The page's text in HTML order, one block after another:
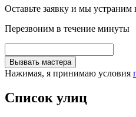
Оставьте заявку и мы устраним
Перезвоним в течение минуты
Вызвать мастера
Нажимая, я принимаю условия
Список улиц